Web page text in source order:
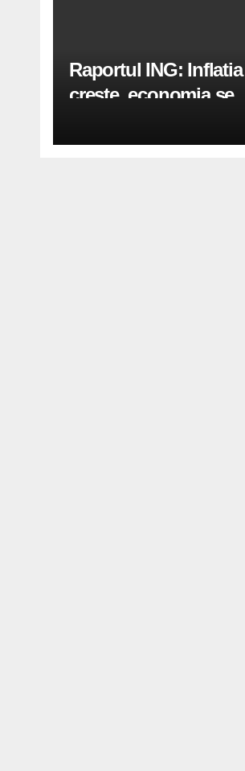
Raportul ING: Inflatia
creste, economia se
in a doua jumatate a